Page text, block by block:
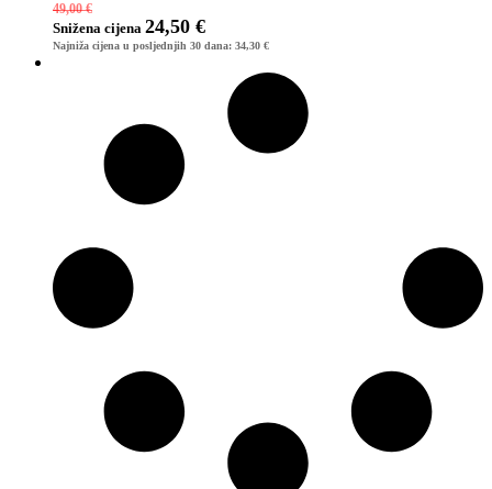
49,00€
Snižena cijena 24,50 €
Najniža cijena u posljednjih 30 dana: 34,30 €